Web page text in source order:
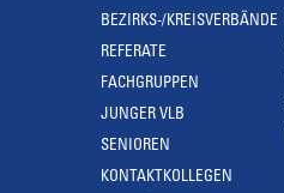
BEZIRKS-/KREISVERBÄNDE
REFERATE
FACHGRUPPEN
JUNGER VLB
SENIOREN
KONTAKTKOLLEGEN